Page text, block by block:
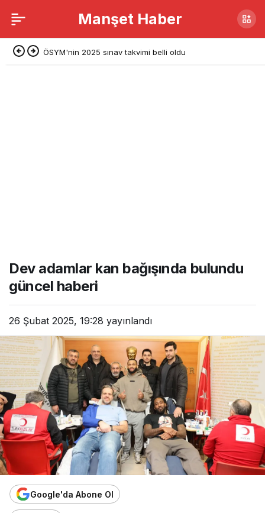
Manşet Haber
Genç Keman Sanatçısı Cansu Özyürek, Uluslararası
Dev adamlar kan bağışında bulundu
güncel haberi
26 Şubat 2025, 19:28 yayınlandı
Google'da Abone Ol